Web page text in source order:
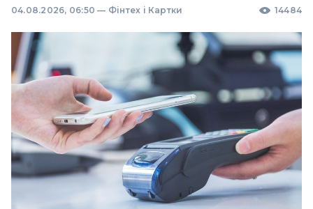
04.08.2026, 06:50 — Фінтех і Картки 14484